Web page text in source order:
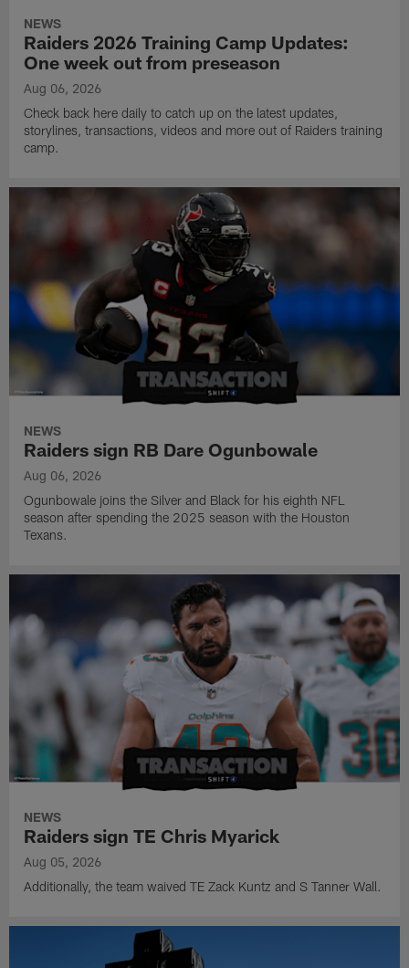
NEWS
Raiders 2026 Training Camp Updates:
One week out from preseason
Aug 06, 2026
Check back here daily to catch up on the latest updates,
storylines, transactions, videos and more out of Raiders training
camp.
NEWS
Raiders sign RB Dare Ogunbowale
Aug 06, 2026
Ogunbowale joins the Silver and Black for his eighth NFL
season after spending the 2025 season with the Houston
Texans.
NEWS
Raiders sign TE Chris Myarick
Aug 05, 2026
Additionally, the team waived TE Zack Kuntz and S Tanner Wall.